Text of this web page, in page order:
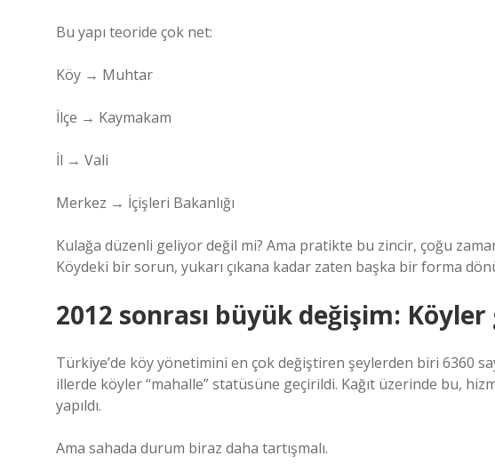
Bu yapı teoride çok net:
Köy → Muhtar
İlçe → Kaymakam
İl → Vali
Merkez → İçişleri Bakanlığı
Kulağa düzenli geliyor değil mi? Ama pratikte bu zincir, çoğu
Köydeki bir sorun, yukarı çıkana kadar zaten başka bir forma
2012 sonrası büyük değişim:
Türkiye’de köy yönetimini en çok değiştiren şeylerden biri 6360
illerde köyler “mahalle” statüsüne geçirildi. Kağıt üzerinde bu,
yapıldı.
Ama sahada durum biraz daha tartışmalı.